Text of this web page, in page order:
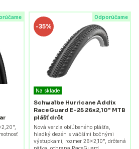
Odporúčame
-35%
Na sklade
Schwalbe Hurricane Addix
RaceGuard E-25 26x2,10" MTB
plášť drôt
Nová verzia obľúbeného plášťa,
hladký dezén s väčšími bočnými
výstupkami, rozmer 26x2,10", drôtená